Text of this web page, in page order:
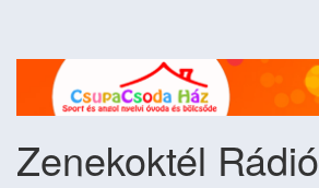
Zenekoktél Rádió